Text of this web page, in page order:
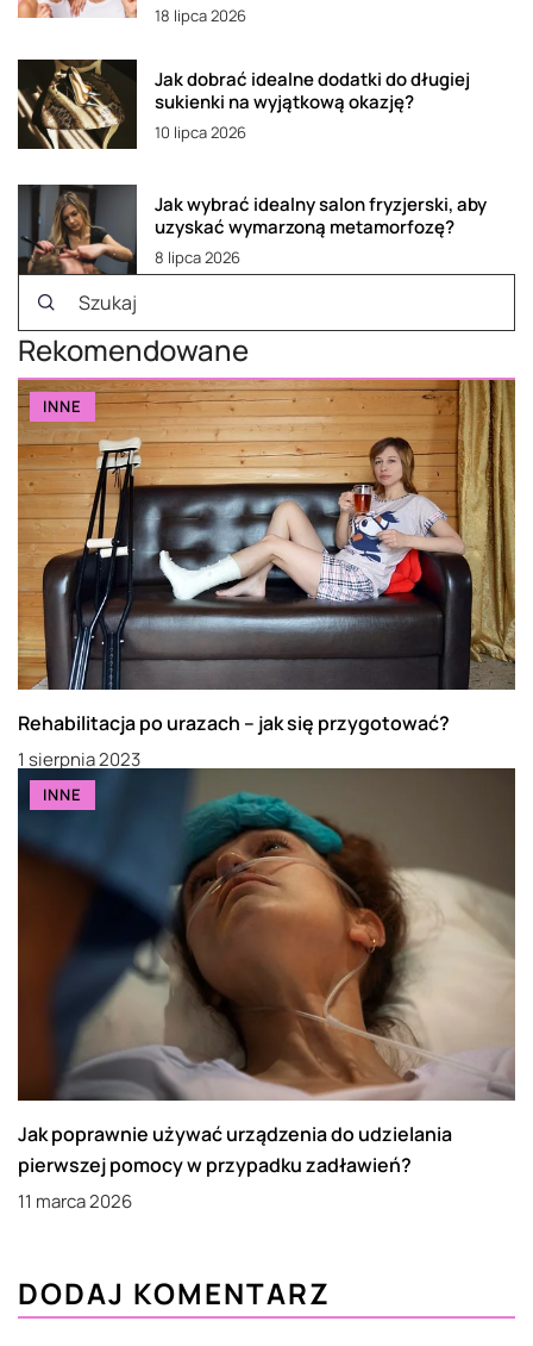
18 lipca 2026
Jak dobrać idealne dodatki do długiej
sukienki na wyjątkową okazję?
10 lipca 2026
Jak wybrać idealny salon fryzjerski, aby
uzyskać wymarzoną metamorfozę?
8 lipca 2026
Rekomendowane
INNE
Rehabilitacja po urazach – jak się przygotować?
1 sierpnia 2023
INNE
Jak poprawnie używać urządzenia do udzielania
pierwszej pomocy w przypadku zadławień?
11 marca 2026
DODAJ KOMENTARZ